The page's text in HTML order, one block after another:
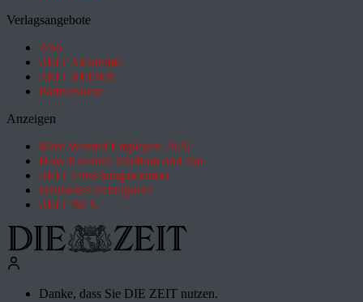
Verlagsangebote
Abo
ZEIT Akademie
ZEIT REISEN
Partnersuche
Anzeigen
Most Wanted Employer 2026
How it works: Studium und Job
ZEIT Forschungskosmos
Deutsches Schulportal
ZEIT für X
Danke, dass Sie DIE ZEIT nutzen.